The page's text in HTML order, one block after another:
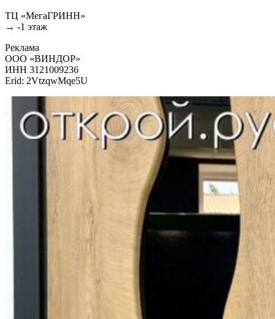
ТЦ «МегаГРИНН»
→ -1 этаж
Реклама
ООО «ВИНДОР»
ИНН 3121009236
Erid: 2VtzqwMqe5U